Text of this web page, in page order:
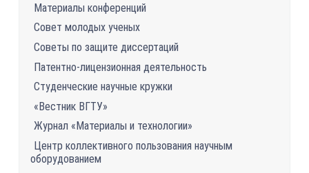
Материалы конференций
Совет молодых ученых
Советы по защите диссертаций
Патентно-лицензионная деятельность
Студенческие научные кружки
«Вестник ВГТУ»
Журнал «Материалы и технологии»
Центр коллективного пользования научным
оборудованием